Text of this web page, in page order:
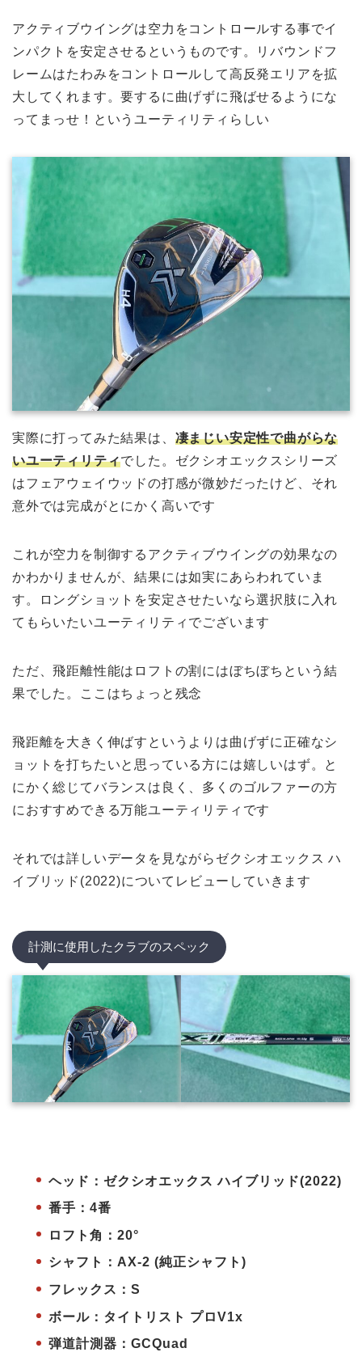
アクティブウイングは空力をコントロールする事でイ
ンパクトを安定させるというものです。リバウンドフ
レームはたわみをコントロールして高反発エリアを拡
大してくれます。要するに曲げずに飛ばせるようにな
ってまっせ！というユーティリティらしい
実際に打ってみた結果は、 凄まじい安定性で曲がらな
いユーティリティでした。ゼクシオエックスシリーズ
はフェアウェイウッドの打感が微妙だったけど、それ
意外では完成がとにかく高いです
これが空力を制御するアクティブウイングの効果なの
かわかりませんが、結果には如実にあらわれていま
す。ロングショットを安定させたいなら選択肢に入れ
てもらいたいユーティリティでございます
ただ、飛距離性能はロフトの割にはぼちぼちという結
果でした。ここはちょっと残念
飛距離を大きく伸ばすというよりは曲げずに正確なシ
ョットを打ちたいと思っている方には嬉しいはず。と
にかく総じてバランスは良く、多くのゴルファーの方
におすすめできる万能ユーティリティです
それでは詳しいデータを見ながらゼクシオエックス ハ
イブリッド(2022)についてレビューしていきます
計測に使用したクラブのスペック
ヘッド：ゼクシオエックス ハイブリッド(2022)
番手：4番
ロフト角：20°
シャフト：AX-2 (純正シャフト)
フレックス：S
ボール：タイトリスト プロV1x
弾道計測器：GCQuad